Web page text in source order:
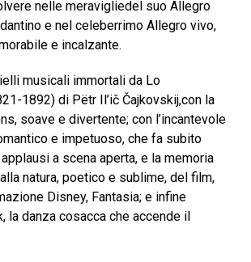
nelle meravigliedel suo Allegro
e nel celeberrimo Allegro vivo,
e incalzante.
musicali immortali da Lo
1892) di Pëtr Il’ič Čajkovskij,con la
soave e divertente; con l’incantevole
e impetuoso, che fa subito
a scena aperta, e la memoria
natura, poetico e sublime, del film,
Disney, Fantasia; e infine
la danza cosacca che accende il